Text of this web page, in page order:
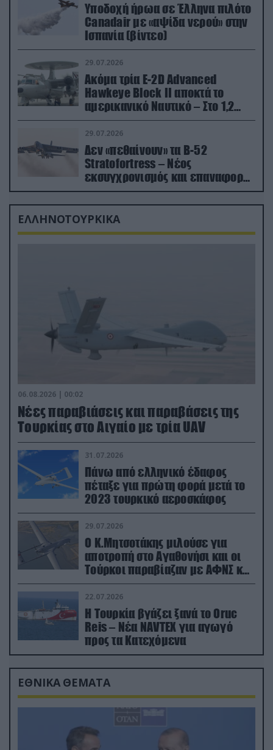
Υποδοχή ήρωα σε Έλληνα πιλότο
Canadair με «αψίδα νερού» στην
Ισπανία (βίντεο)
29.07.2026
Ακόμα τρία E-2D Advanced
Hawkeye Block II αποκτά το
αμερικανικό Ναυτικό – Στο 1,2
δισ.δολάρια το κόστος
29.07.2026
Δεν «πεθαίνουν» τα Β-52
Stratofortress – Νέος
εκσυγχρονισμός και επαναφορά
από τα «νεκροταφεία»
ΕΛΛΗΝΟΤΟΥΡΚΙΚΑ
06.08.2026 | 00:02
Νέες παραβιάσεις και παραβάσεις της
Τουρκίας στο Αιγαίο με τρία UAV
31.07.2026
Πάνω από ελληνικό έδαφος
πέταξε για πρώτη φορά μετά το
2023 τουρκικό αεροσκάφος
29.07.2026
Ο Κ.Μητσοτάκης μιλούσε για
αποτροπή στο Αγαθονήσι και οι
Τούρκοι παραβίαζαν με ΑΦΝΣ και
drone
22.07.2026
Η Τουρκία βγάζει ξανά το Oruc
Reis – Νέα NAVTEX για αγωγό
προς τα Κατεχόμενα
ΕΘΝΙΚΑ ΘΕΜΑΤΑ